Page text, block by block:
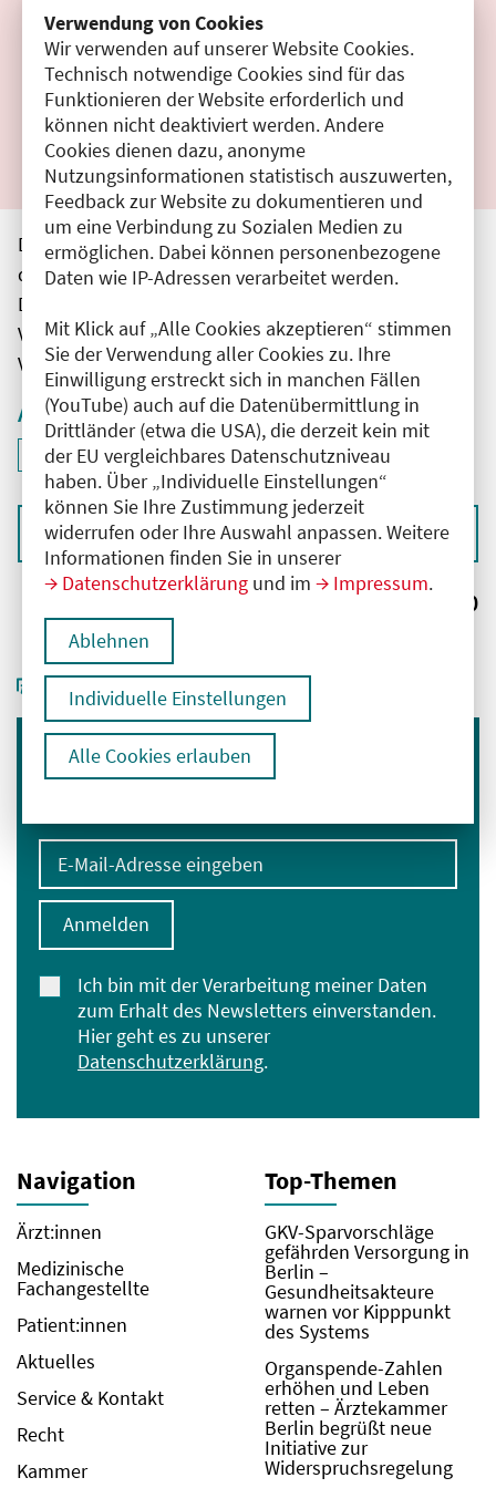
Verwendung von Cookies
Wir verwenden auf unserer Website Cookies.
Technisch notwendige Cookies sind für das
Funktionieren der Website erforderlich und
können nicht deaktiviert werden. Andere
Cookies dienen dazu, anonyme
Nutzungsinformationen statistisch auszuwerten,
Feedback zur Website zu dokumentieren und
um eine Verbindung zu Sozialen Medien zu
ermöglichen. Dabei können personenbezogene
Daten wie IP-Adressen verarbeitet werden.
Mit Klick auf „Alle Cookies akzeptieren“ stimmen
Sie der Verwendung aller Cookies zu. Ihre
Einwilligung erstreckt sich in manchen Fällen
(YouTube) auch auf die Datenübermittlung in
Drittländer (etwa die USA), die derzeit kein mit
der EU vergleichbares Datenschutzniveau
haben. Über „Individuelle Einstellungen“
können Sie Ihre Zustimmung jederzeit
widerrufen oder Ihre Auswahl anpassen. Weitere
Informationen finden Sie in unserer
Datenschutzerklärung und im Impressum.
Ablehnen
Individuelle Einstellungen
Alle Cookies erlauben
Filter zurücksetzen
Ergebnisse drucken
Die hier aufgeführten Veranstaltungen entsprechen
den unmittelbar vom Veranstalter getätigten Angaben.
Die Ärztekammer Berlin übernimmt keine
Verantwortung für den Inhalt, die Haftung obliegt dem
Veranstalter.
Aktive Filter
Filter
ID: ANT-2601334
deaktivieren und Suchergebnisse neu laden
Sortieren nach
Ergebnisse: 0
Immer informiert bleiben
E-Mail-Adresse eingeben
Ich bin mit der Verarbeitung meiner Daten
zum Erhalt des Newsletters einverstanden.
Hier geht es zu unserer
Datenschutzerklärung.
Anmelden
Navigation
Ärzt:innen
Medizinische
Fachangestellte
Patient:innen
Aktuelles
Service & Kontakt
Recht
Kammer
Top-Themen
GKV-Sparvorschläge
gefährden Versorgung in
Berlin –
Gesundheitsakteure
warnen vor Kipppunkt
des Systems
Organspende-Zahlen
erhöhen und Leben
retten – Ärztekammer
Berlin begrüßt neue
Initiative zur
Widerspruchsregelung